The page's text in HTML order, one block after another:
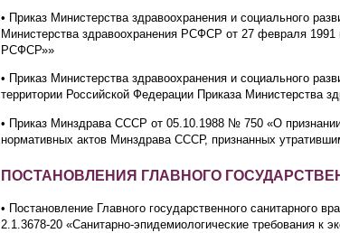
• Приказ Министерства здравоохранения и социального
Министерства здравоохранения РСФСР от 27 февраля
РСФСР»»
• Приказ Министерства здравоохранения и социального
территории Российской Федерации Приказа Министерства
• Приказ Минздрава СССР от 05.10.1988 № 750 «О
нормативных актов Минздрава СССР, признанных
ПОСТАНОВЛЕНИЯ ГЛАВНОГО
• Постановление Главного государственного
2.1.3678-20 «Санитарно-эпидемиологические требования к